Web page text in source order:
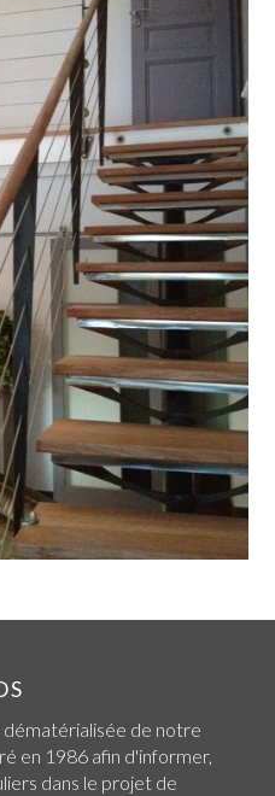
de notre
en 1986 afin d'informer,
dans le projet de